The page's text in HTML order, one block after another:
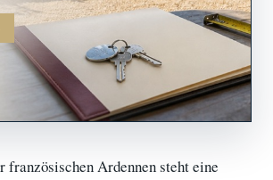
Ardennen steht eine